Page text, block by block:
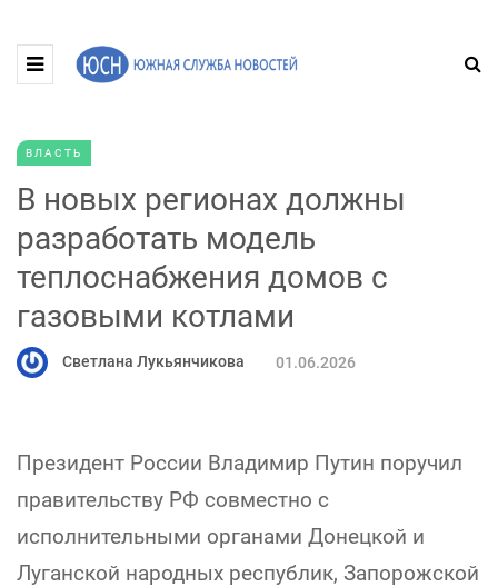
ВЛАСТЬ
В новых регионах должны
разработать модель
теплоснабжения домов с
газовыми котлами
Светлана Лукьянчикова 01.06.2026
Президент России Владимир Путин поручил
правительству РФ совместно с
исполнительными органами Донецкой и
Луганской народных республик, Запорожской